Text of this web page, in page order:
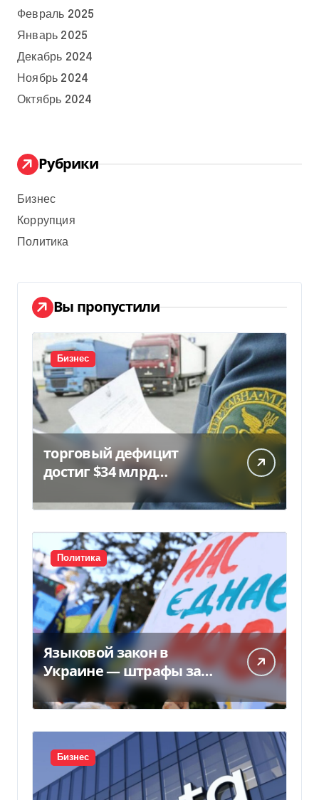
Февраль 2025
Январь 2025
Декабрь 2024
Ноябрь 2024
Октябрь 2024
Рубрики
Бизнес
Коррупция
Политика
Вы пропустили
Бизнес
торговый дефицит
достиг $34 млрд…
Политика
Языковой закон в
Украине — штрафы за
нарушение вырастут до
170 тысяч
Бизнес